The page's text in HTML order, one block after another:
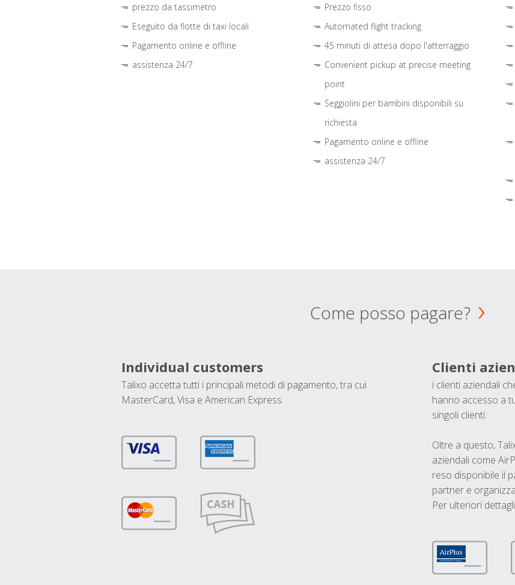
prezzo da tassimetro
Eseguito da flotte di taxi locali
Pagamento online e offline
assistenza 24/7
Prezzo fisso
Automated flight tracking
45 minuti di attesa dopo l'atterraggio
Convenient pickup at precise meeting
point
Seggiolini per bambini disponibili su
richiesta
Pagamento online e offline
assistenza 24/7
Come posso pagare?
Individual customers
Talixo accetta tutti i principali metodi di pagamento, tra cui
MasterCard, Visa e American Express.
Clienti
i clienti aziendali
hanno accesso a
singoli clienti.
Oltre a questo,
aziendali come
reso disponibile il
partner e
Per ulteriori